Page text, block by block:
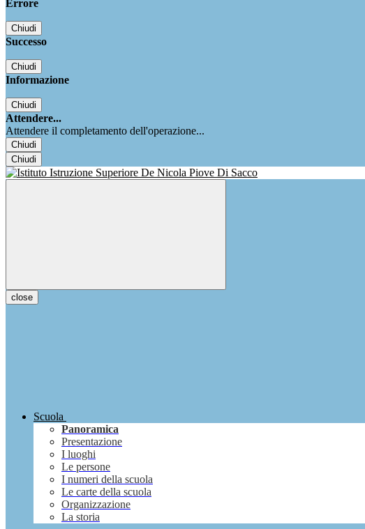
Errore
Chiudi
Successo
Chiudi
Informazione
Chiudi
Attendere...
Attendere il completamento dell'operazione...
Chiudi
Chiudi
close
Scuola
Panoramica
Presentazione
I luoghi
Le persone
I numeri della scuola
Le carte della scuola
Organizzazione
La storia